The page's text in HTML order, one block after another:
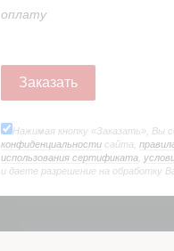
оплату
Нажимая кнопку «Заказать», Вы
конфиденциальности сайта,
использования сертификата
и даете разрешение на обработку